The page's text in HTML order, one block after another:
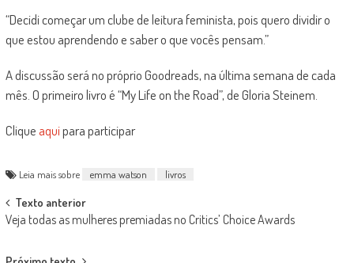
“Decidi começar um clube de leitura feminista, pois quero dividir o
que estou aprendendo e saber o que vocês pensam.”
A discussão será no próprio Goodreads, na última semana de cada
mês. O primeiro livro é “My Life on the Road”, de Gloria Steinem.
Clique aquipara participar
Leia mais sobre emma watson livros
Post
navigation
Texto anterior
Veja todas as mulheres premiadas no Critics’ Choice Awards